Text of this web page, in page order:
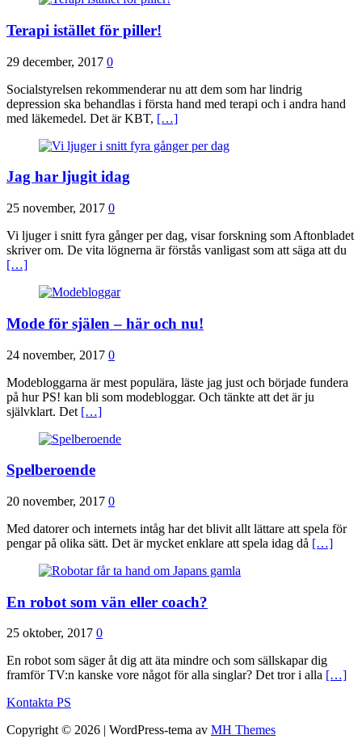
Terapi istället för piller!
29 december, 2017 0
Socialstyrelsen rekommenderar nu att dem som har lindrig
depression ska behandlas i första hand med terapi och i andra hand
med läkemedel. Det är KBT, […]
Jag har ljugit idag
25 november, 2017 0
Vi ljuger i snitt fyra gånger per dag, visar forskning som Aftonbladet
skriver om. De vita lögnerna är förstås vanligast som att säga att du
[…]
Mode för själen – här och nu!
24 november, 2017 0
Modebloggarna är mest populära, läste jag just och började fundera
på hur PS! kan bli som modebloggar. Och tänkte att det är ju
självklart. Det […]
Spelberoende
20 november, 2017 0
Med datorer och internets intåg har det blivit allt lättare att spela för
pengar på olika sätt. Det är mycket enklare att spela idag då […]
En robot som vän eller coach?
25 oktober, 2017 0
En robot som säger åt dig att äta mindre och som sällskapar dig
framför TV:n kanske vore något för alla singlar? Det tror i alla […]
Kontakta PS
Copyright © 2026 | WordPress-tema av MH Themes